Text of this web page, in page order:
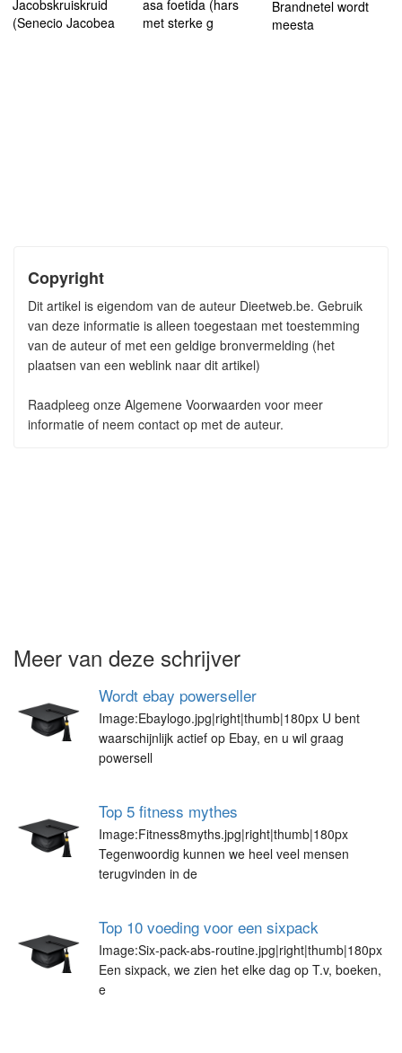
Jacobskruiskruid
(Senecio Jacobea
asa foetida (hars
met sterke g
Brandnetel wordt
meesta
Copyright
Dit artikel is eigendom van de auteur Dieetweb.be. Gebruik
van deze informatie is alleen toegestaan met toestemming
van de auteur of met een geldige bronvermelding (het
plaatsen van een weblink naar dit artikel)
Raadpleeg onze Algemene Voorwaarden voor meer
informatie of neem contact op met de auteur.
Meer van deze schrijver
Wordt ebay powerseller
Image:Ebaylogo.jpg|right|thumb|180px U bent
waarschijnlijk actief op Ebay, en u wil graag
powersell
Top 5 fitness mythes
Image:Fitness8myths.jpg|right|thumb|180px
Tegenwoordig kunnen we heel veel mensen
terugvinden in de
Top 10 voeding voor een sixpack
Image:Six-pack-abs-routine.jpg|right|thumb|180px
Een sixpack, we zien het elke dag op T.v, boeken,
e